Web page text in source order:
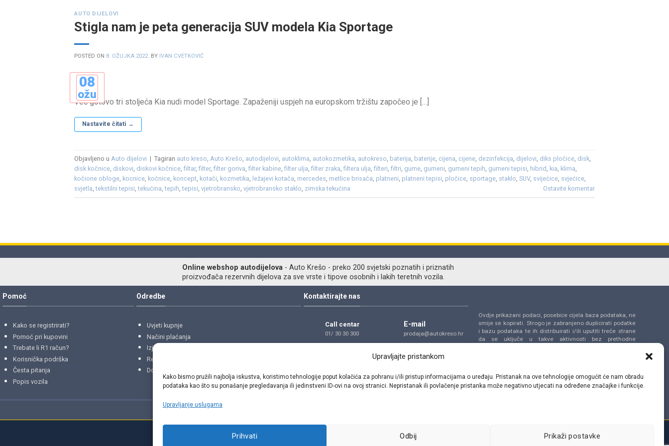
Upravljajte pristankom
Kako bismo pružili najbolja iskustva, koristimo tehnologije poput kolačića za pohranu i/ili pristup informacijama o uređaju. Pristanak na ove tehnologije omogućit će nam obradu
podataka kao što su ponašanje pregledavanja ili jedinstveni ID-ovi na ovoj stranici. Nepristanak ili povlačenje pristanka može negativno utjecati na određene značajke i funkcije.
Upravljanje uslugama
Prihvati Odbij Prikaži postavke
AUTO DIJELOVI
Stigla nam je peta generacija SUV modela Kia Sportage
POSTED ON 8. OŽUJKA 2022. BY IVAN CVETKOVIĆ
08
ožu
Već gotovo tri stoljeća Kia nudi model Sportage. Zapaženiji uspjeh na europskom tržištu započeo je […]
Nastavite čitati →
Objavljeno u Auto dijelovi | Tagiran auto kreso Auto Krešo autodijelovi autoklima autokozmetika autokreso baterija baterije cijena cijene dezinfekcija dijelovi diks pločice disk
disk kočnice diskovi diskovi kočnice ,filtar,filter,filter goriva ,filter kabine ,filter ulja ,filter zraka ,filtera ulja ,filteri ,filtri gume gumeni gumeni tepih gumeni tepisi hibrid kia klima
kočione obloge kocnice kočnice koncept kotači kozmetika ležajevi kotača mercedes metlice brisača platneni platneni tepisi pločice sportage staklo ,SUV, svijećice svjećice
svjetla ,tekstilni tepisi ,tekućina ,tepih ,tepisi ,vjetrobransko ,vjetrobransko staklo zimska tekućina Ostavite komentar
Online webshop autodijelova - Auto Krešo - preko 200 svjetski poznatih i priznatih
proizvođača rezervnih dijelova za sve vrste i tipove osobnih i lakih teretnih vozila.
Pomoć
Kako se registrirati?
Pomoć pri kupovini
Trebate li R1 račun?
Korisnička podrška
Česta pitanja
Popis vozila
Odredbe
Uvjeti kupnje
Načini plaćanja
Izjava o privatnosti
Reklamacije
Dostava i isporuke
Kontaktirajte nas
Call centar
01/ 30 30 300
E-mail
prodaja@autokreso.hr
Dragutina Golika 14,
Ovdje prikazani podaci, posebice cijela baza podataka, ne
smije se kopirati. Strogo je zabranjeno duplicirati podatke
i bazu podataka te ih distribuirati i/ili uputiti treće strane
da se uključe u takve aktivnosti bez prethodne